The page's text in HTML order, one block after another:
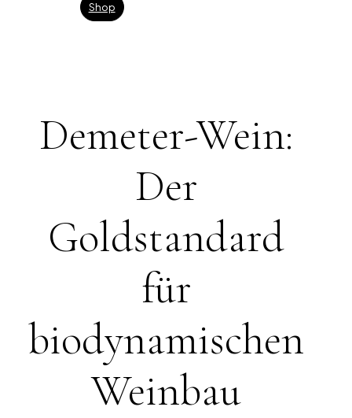
Shop
Demeter-Wein:
Der
Goldstandard
für
biodynamischen
Weinbau